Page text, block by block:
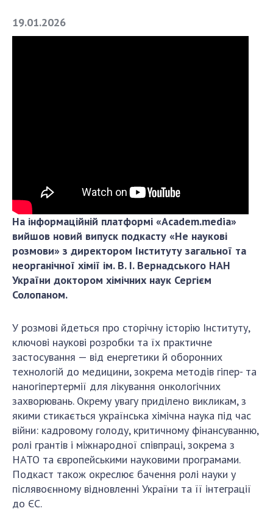
СТРУКТУРА
Ради, комітети та комісії
Наукові центри МОН та НАН України
Громадські організації
ДІЯЛЬНІСТЬ
Засідання Президії НАН України
Сесії Загальних зборів НАН України
Річні звіти НАН України
Річні фінансові звіти НАН України
Наукові публікації та видавнича діяльність
Охорона прав інтелектуальної власності та
трансфер технологій в наукових установах
Наукові об'єкти, що становлять національне
надбання
Центри колективного користування
науковими приладами НАН України
Оцінювання ефективності діяльності
19.01.2026
На інформаційній платформі «Academ.media»
вийшов новий випуск подкасту «Не наукові
розмови» з директором Інституту загальної та
неорганічної хімії ім. В. І. Вернадського НАН
України доктором хімічних наук Сергієм
Солопаном.
У розмові йдеться про сторічну історію Інституту,
ключові наукові розробки та їх практичне
застосування — від енергетики й оборонних
технологій до медицини, зокрема методів гіпер- та
наногіпертермії для лікування онкологічних
захворювань. Окрему увагу приділено викликам, з
якими стикається українська хімічна наука під час
війни: кадровому голоду, критичному фінансуванню,
ролі грантів і міжнародної співпраці, зокрема з
НАТО та європейськими науковими програмами.
Подкаст також окреслює бачення ролі науки у
післявоєнному відновленні України та її інтеграції
до ЄС.